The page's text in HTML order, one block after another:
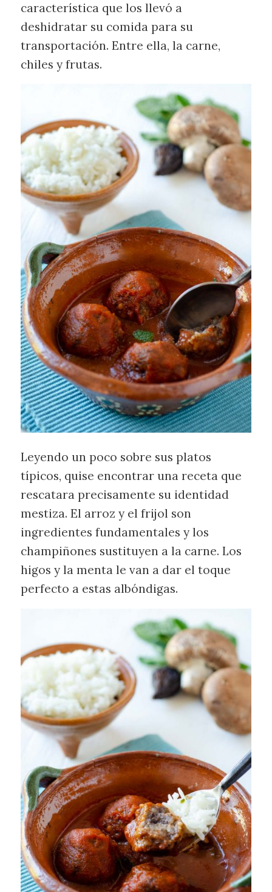
característica que los llevó a
deshidratar su comida para su
transportación. Entre ella, la carne,
chiles y frutas.
Leyendo un poco sobre sus platos
típicos, quise encontrar una receta que
rescatara precisamente su identidad
mestiza. El arroz y el frijol son
ingredientes fundamentales y los
champiñones sustituyen a la carne. Los
higos y la menta le van a dar el toque
perfecto a estas albóndigas.